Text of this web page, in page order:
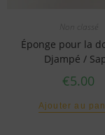
Non classé
Éponge pour la
Djampé /
€5.00
Ajouter au